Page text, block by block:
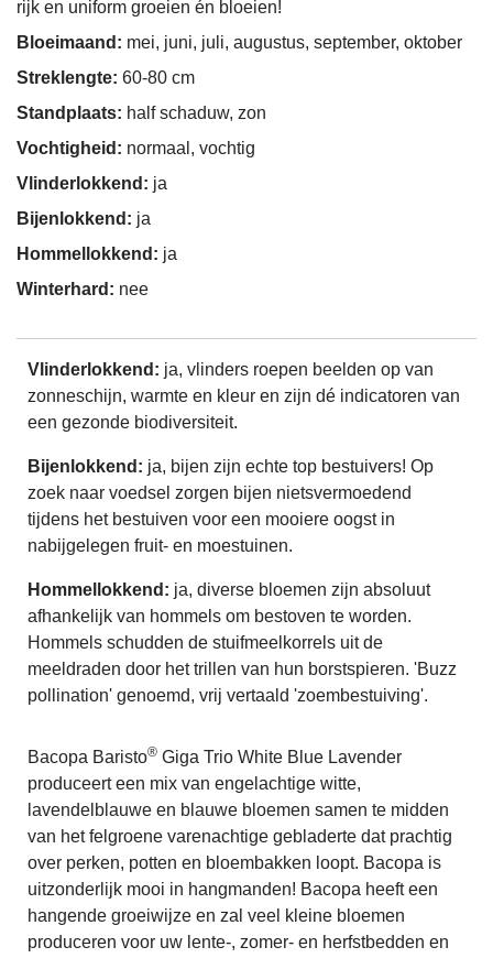
rijk en uniform groeien én bloeien!
Bloeimaand: mei, juni, juli, augustus, september, oktober
Streklengte: 60-80 cm
Standplaats: half schaduw, zon
Vochtigheid: normaal, vochtig
Vlinderlokkend: ja
Bijenlokkend: ja
Hommellokkend: ja
Winterhard: nee
Vlinderlokkend: ja, vlinders roepen beelden op van
zonneschijn, warmte en kleur en zijn dé indicatoren van
een gezonde biodiversiteit.
Bijenlokkend: ja, bijen zijn echte top bestuivers! Op
zoek naar voedsel zorgen bijen nietsvermoedend
tijdens het bestuiven voor een mooiere oogst in
nabijgelegen fruit- en moestuinen.
Hommellokkend: ja, diverse bloemen zijn absoluut
afhankelijk van hommels om bestoven te worden.
Hommels schudden de stuifmeelkorrels uit de
meeldraden door het trillen van hun borstspieren. 'Buzz
pollination' genoemd, vrij vertaald 'zoembestuiving'.
Bacopa Baristo® Giga Trio White Blue Lavender
produceert een mix van engelachtige witte,
lavendelblauwe en blauwe bloemen samen te midden
van het felgroene varenachtige gebladerte dat prachtig
over perken, potten en bloembakken loopt. Bacopa is
uitzonderlijk mooi in hangmanden! Bacopa heeft een
hangende groeiwijze en zal veel kleine bloemen
produceren voor uw lente-, zomer- en herfstbedden en